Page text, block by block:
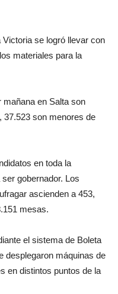
se logró llevar con
materiales para la
mañana en Salta son
37.523 son menores de
en toda la
gobernador. Los
ascienden a 453,
mesas.
el sistema de Boleta
desplegaron máquinas de
en distintos puntos de la